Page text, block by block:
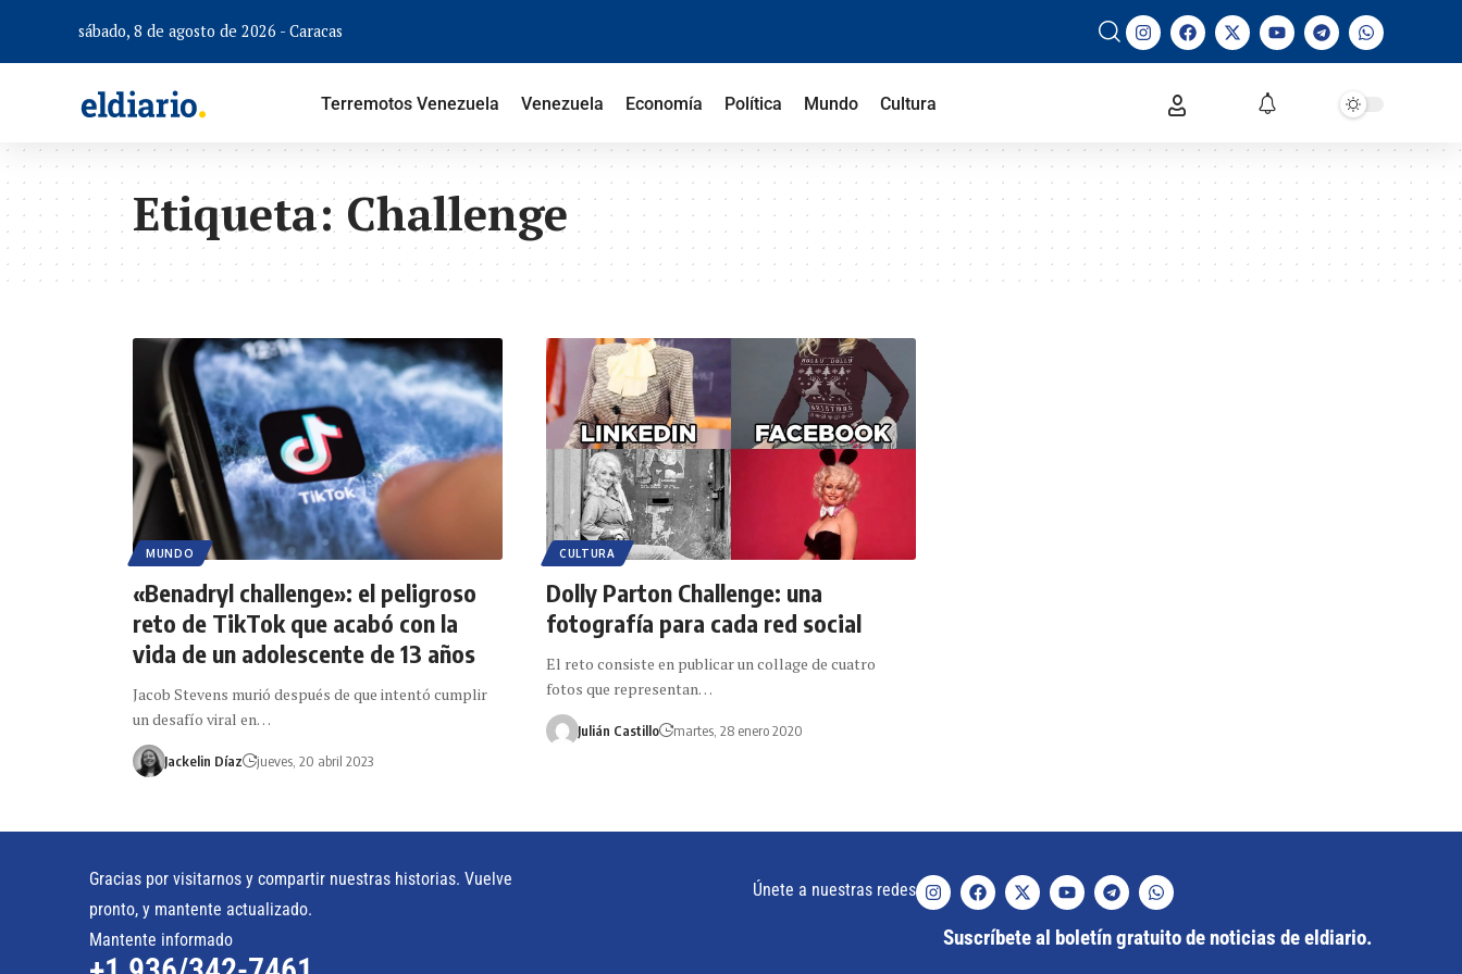
sábado, 8 de agosto de 2026 - Caracas
Terremotos Venezuela Venezuela Economía Política Mundo Cultura
Etiqueta: Challenge
MUNDO
«Benadryl challenge»: el peligroso
reto de TikTok que acabó con la
vida de un adolescente de 13 años
Jacob Stevens murió después de que intentó cumplir
un desafío viral en…
Jackelin Díaz jueves, 20 abril 2023
CULTURA
Dolly Parton Challenge: una
fotografía para cada red social
El reto consiste en publicar un collage de cuatro
fotos que representan…
Julián Castillo martes, 28 enero 2020
Gracias por visitarnos y compartir nuestras historias. Vuelve
pronto, y mantente actualizado.
Mantente informado
Únete a nuestras redes
Suscríbete al boletín gratuito de noticias de eldiario.